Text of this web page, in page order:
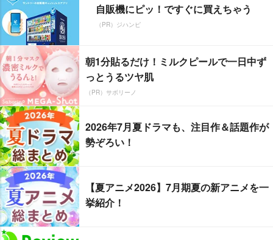
自販機にピッ！ですぐに買えちゃう
（PR）ジハンピ
朝1分貼るだけ！ミルクピールで一日中ず
っとうるツヤ肌
（PR）サボリーノ
2026年7月夏ドラマも、注目作＆話題作が
勢ぞろい！
【夏アニメ2026】7月期夏の新アニメを一
挙紹介！